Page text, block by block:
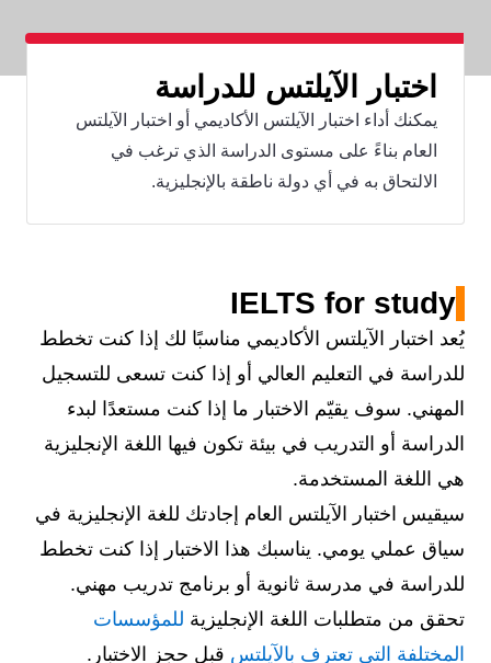
اختبار الآيلتس للدراسة
يمكنك أداء اختبار الآيلتس الأكاديمي أو اختبار الآيلتس
العام بناءً على مستوى الدراسة الذي ترغب في
الالتحاق به في أي دولة ناطقة بالإنجليزية.
IELTS for study
يُعد اختبار الآيلتس الأكاديمي مناسبًا لك إذا كنت تخطط
للدراسة في التعليم العالي أو إذا كنت تسعى للتسجيل
المهني. سوف يقيّم الاختبار ما إذا كنت مستعدًا لبدء
الدراسة أو التدريب في بيئة تكون فيها اللغة الإنجليزية
هي اللغة المستخدمة.
سيقيس اختبار الآيلتس العام إجادتك للغة الإنجليزية في
سياق عملي يومي. يناسبك هذا الاختبار إذا كنت تخطط
للدراسة في مدرسة ثانوية أو برنامج تدريب مهني.
تحقق من متطلبات اللغة الإنجليزية للمؤسسات
المختلفة التي تعترف بالآيلتس قبل حجز الاختبار.